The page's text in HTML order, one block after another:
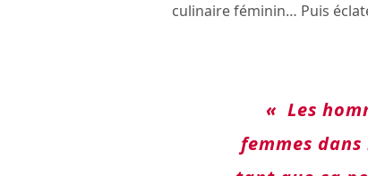
culinaire féminin… Puis
« Les
femmes